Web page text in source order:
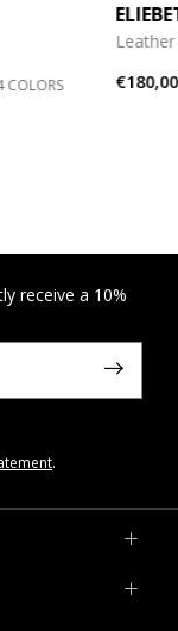
COLORS
€180,00
receive a 10%
.